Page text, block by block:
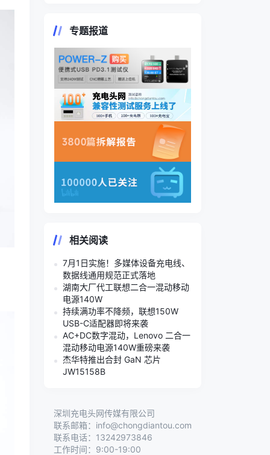
专题报道
相关阅读
7月1日实施！多媒体设备充电线、
数据线通用规范正式落地
湖南大厂代工联想二合一混动移动
电源140W
持续满功率不降频，联想150W
USB-C适配器即将来袭
AC+DC数字混动，Lenovo 二合一
混动移动电源140W重磅来袭
杰华特推出合封 GaN 芯片
JW15158B
深圳充电头网传媒有限公司
联系邮箱：info@chongdiantou.com
联系电话：13242973846
工作时间：9:00-19:00